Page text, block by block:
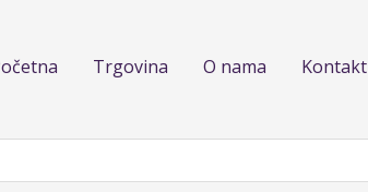
Trgovina O nama Kontakt